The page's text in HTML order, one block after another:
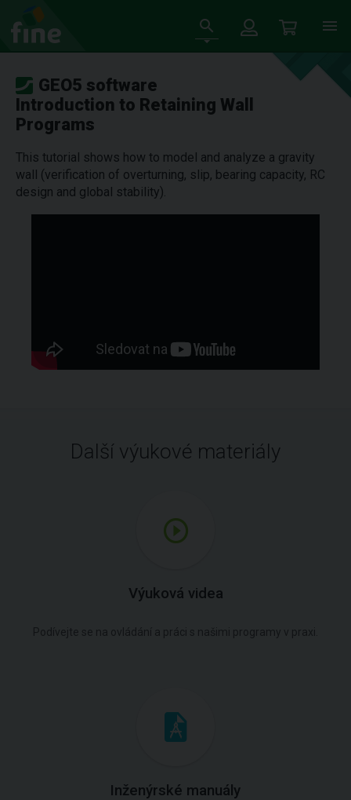
GEO5 software
Introduction to Retaining Wall
Programs
This tutorial shows how to model and analyze a gravity
wall (verification of overturning, slip, bearing capacity, RC
design and global stability).
Další výukové materiály
Výuková videa
Podívejte se na ovládání a práci s našimi programy v praxi.
Inženýrské manuály